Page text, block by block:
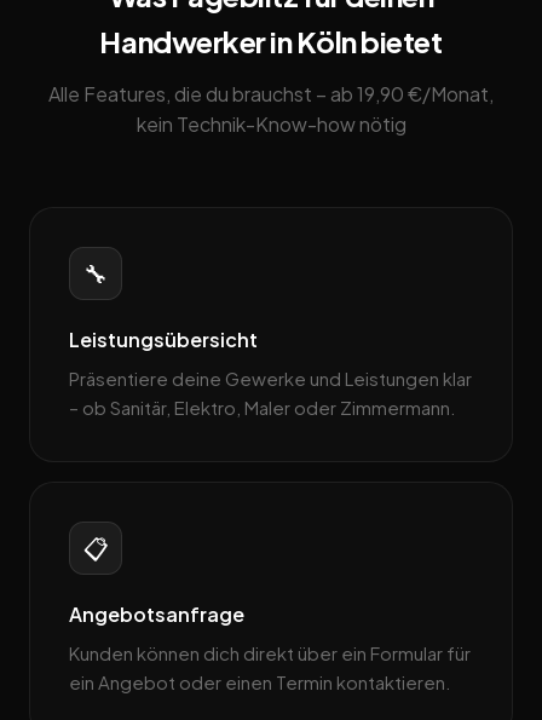
Handwerker in Köln bietet
Alle Features, die du brauchst – ab 19,90 €/Monat,
kein Technik-Know-how nötig
🔧
Leistungsübersicht
Präsentiere deine Gewerke und Leistungen klar
– ob Sanitär, Elektro, Maler oder Zimmermann.
📋
Angebotsanfrage
Kunden können dich direkt über ein Formular für
ein Angebot oder einen Termin kontaktieren.